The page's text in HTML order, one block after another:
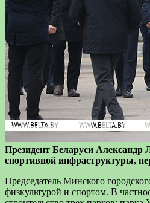
Президент Беларуси Александр
спортивной инфраструктуры,
Председатель Минского
физкультурой и спортом. В